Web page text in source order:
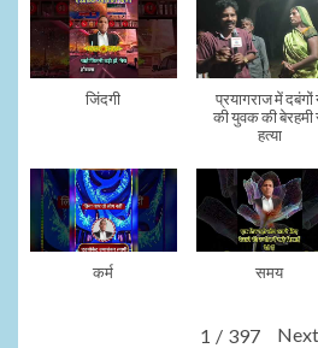
जिंदगी
प्रयागराज में दबंगों
की युवक की
हत्या
कर्म समय
1 / 397 Next